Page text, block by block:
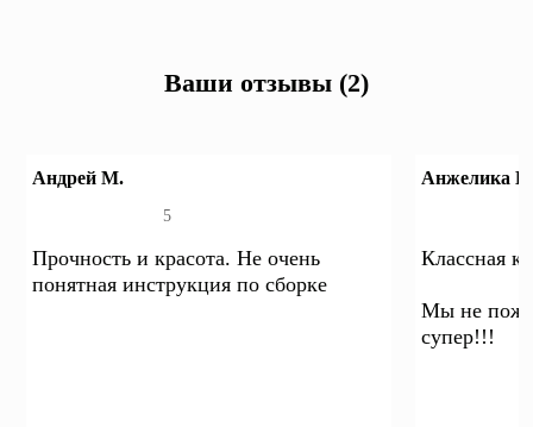
Ваши отзывы (2)
Андрей М.
5
Прочность и красота. Не очень
понятная инструкция по сборке
Анжелика К.
Классная
Мы не
супер!!!